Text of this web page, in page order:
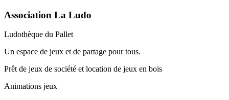
Association La Ludo
Ludothèque du Pallet
Un espace de jeux et de partage pour tous.
Prêt de jeux de société et location de jeux en bois
Animations jeux